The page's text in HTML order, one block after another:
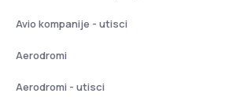
Avio kompanije - utisci
Aerodromi
Aerodromi - utisci